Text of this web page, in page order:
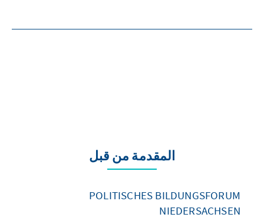
المقدمة من قبل
POLITISCHES BILDUNGSFORUM
NIEDERSACHSEN